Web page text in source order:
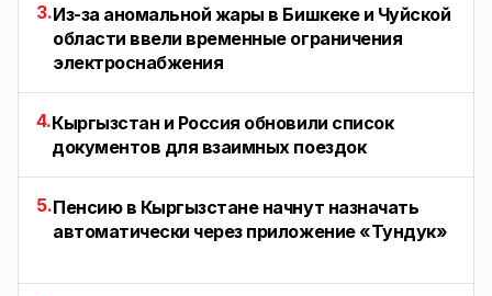
3.Из-за аномальной жары в Бишкеке и Чуйской
области ввели временные ограничения
электроснабжения
4.Кыргызстан и Россия обновили список
документов для взаимных поездок
5.Пенсию в Кыргызстане начнут назначать
автоматически через приложение «Тундук»